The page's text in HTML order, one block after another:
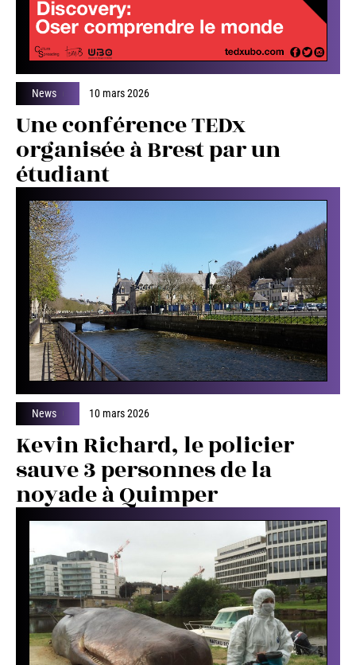
News 10 mars 2026
Une conférence TEDx
organisée à Brest par un
étudiant
News 10 mars 2026
Kevin Richard, le policier
sauve 3 personnes de la
noyade à Quimper